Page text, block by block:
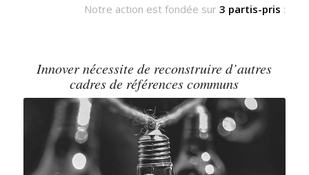
Notre action est fondée sur3 partis-pris :
Innover nécessite de reconstruire d’autres
cadres de références communs